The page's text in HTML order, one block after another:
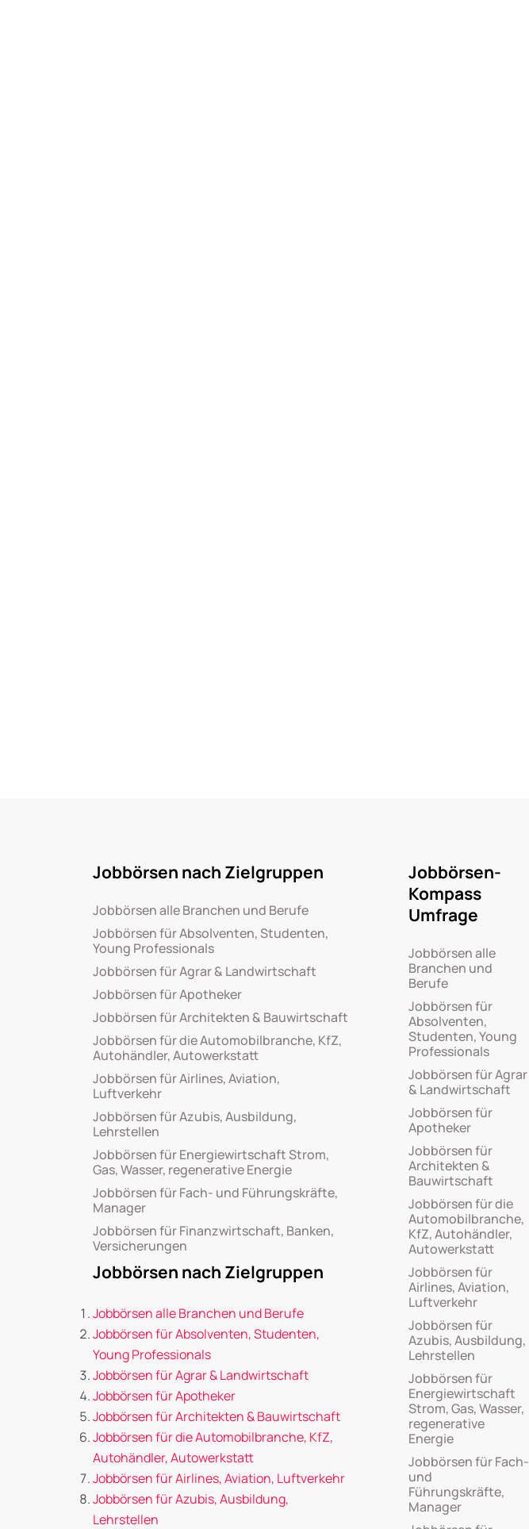
Jobbörsen nach Zielgruppen
Jobbörsen alle Branchen und Berufe
Jobbörsen für Absolventen, Studenten,
Young Professionals
Jobbörsen für Agrar & Landwirtschaft
Jobbörsen für Apotheker
Jobbörsen für Architekten & Bauwirtschaft
Jobbörsen für die Automobilbranche, KfZ,
Autohändler, Autowerkstatt
Jobbörsen für Airlines, Aviation,
Luftverkehr
Jobbörsen für Azubis, Ausbildung,
Lehrstellen
Jobbörsen für Energiewirtschaft Strom,
Gas, Wasser, regenerative Energie
Jobbörsen für Fach- und Führungskräfte,
Manager
Jobbörsen für Finanzwirtschaft, Banken,
Versicherungen
Jobbörsen nach Zielgruppen
Jobbörsen alle Branchen und Berufe
Jobbörsen für Absolventen, Studenten,
Young Professionals
Jobbörsen für Agrar & Landwirtschaft
Jobbörsen für Apotheker
Jobbörsen für Architekten & Bauwirtschaft
Jobbörsen für die Automobilbranche, KfZ,
Autohändler, Autowerkstatt
Jobbörsen für Airlines, Aviation, Luftverkehr
Jobbörsen für Azubis, Ausbildung,
Lehrstellen
Jobbörsen-
Kompass
Umfrage
Jobbörsen alle
Branchen und
Berufe
Jobbörsen für
Absolventen,
Studenten, Young
Professionals
Jobbörsen für Agrar
& Landwirtschaft
Jobbörsen für
Apotheker
Jobbörsen für
Architekten &
Bauwirtschaft
Jobbörsen für die
Automobilbranche,
KfZ, Autohändler,
Autowerkstatt
Jobbörsen für
Airlines, Aviation,
Luftverkehr
Jobbörsen für
Azubis, Ausbildung,
Lehrstellen
Jobbörsen für
Energiewirtschaft
Strom, Gas, Wasser,
regenerative
Energie
Jobbörsen für Fach-
und
Führungskräfte,
Manager